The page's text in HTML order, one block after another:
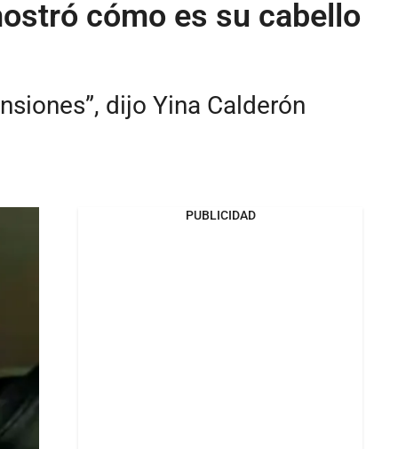
cómo es su cabello
dijo Yina Calderón
PUBLICIDAD